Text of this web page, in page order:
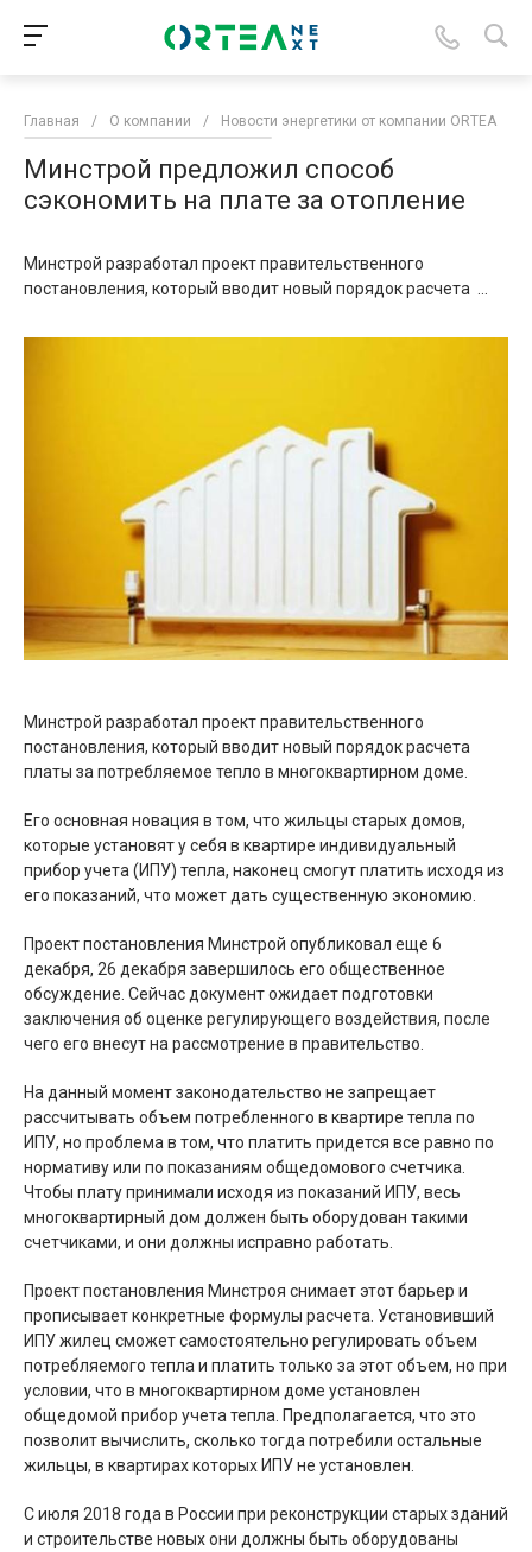
Главная / О компании / Новости энергетики от компании ORTEA
Минстрой предложил способ
сэкономить на плате за отопление
Минстрой разработал проект правительственного
постановления, который вводит новый порядок расчета ...
Минстрой разработал проект правительственного
постановления, который вводит новый порядок расчета
платы за потребляемое тепло в многоквартирном доме.
Его основная новация в том, что жильцы старых домов,
которые установят у себя в квартире индивидуальный
прибор учета (ИПУ) тепла, наконец смогут платить исходя из
его показаний, что может дать существенную экономию.
Проект постановления Минстрой опубликовал еще 6
декабря, 26 декабря завершилось его общественное
обсуждение. Сейчас документ ожидает подготовки
заключения об оценке регулирующего воздействия, после
чего его внесут на рассмотрение в правительство.
На данный момент законодательство не запрещает
рассчитывать объем потребленного в квартире тепла по
ИПУ, но проблема в том, что платить придется все равно по
нормативу или по показаниям общедомового счетчика.
Чтобы плату принимали исходя из показаний ИПУ, весь
многоквартирный дом должен быть оборудован такими
счетчиками, и они должны исправно работать.
Проект постановления Минстроя снимает этот барьер и
прописывает конкретные формулы расчета. Установивший
ИПУ жилец сможет самостоятельно регулировать объем
потребляемого тепла и платить только за этот объем, но при
условии, что в многоквартирном доме установлен
общедомой прибор учета тепла. Предполагается, что это
позволит вычислить, сколько тогда потребили остальные
жильцы, в квартирах которых ИПУ не установлен.
С июля 2018 года в России при реконструкции старых зданий
и строительстве новых они должны быть оборудованы